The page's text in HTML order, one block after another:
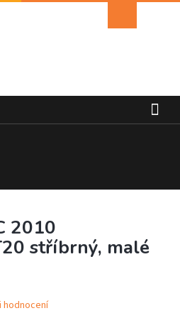
košík
2010
stříbrný, malé